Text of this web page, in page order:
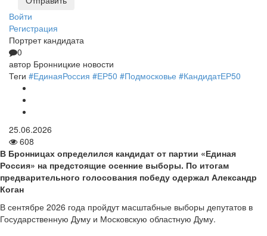
Войти
Регистрация
Портрет кандидата
0
автор Бронницкие новости
Теги #ЕдинаяРоссия #ЕР50 #Подмосковье #КандидатЕР50
25.06.2026
608
В Бронницах определился кандидат от партии «Единая
Россия» на предстоящие осенние выборы. По итогам
предварительного голосования победу одержал Александр
Коган
В сентябре 2026 года пройдут масштабные выборы депутатов в
Государственную Думу и Московскую областную Думу.